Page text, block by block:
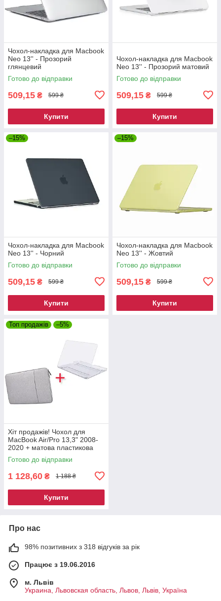
Чохол-накладка для Macbook
Neo 13'' - Прозорий
глянцевий
Готово до відправки
509,15 ₴ 599 ₴
Купити
Чохол-накладка для Macbook
Neo 13'' - Прозорий матовий
Готово до відправки
509,15 ₴ 599 ₴
Купити
–15%
Чохол-накладка для Macbook
Neo 13'' - Чорний
Готово до відправки
509,15 ₴ 599 ₴
Купити
–15%
Чохол-накладка для Macbook
Neo 13'' - Жовтий
Готово до відправки
509,15 ₴ 599 ₴
Купити
Топ продажів –5%
Хіт продажів! Чохол для
MacBook Air/Pro 13,3" 2008-
2020 + матова пластикова
накладка
Готово до відправки
1 128,60 ₴ 1 188 ₴
Купити
Про нас
98% позитивних з 318 відгуків за рік
Працює з 19.06.2016
м. Львів
Украина, Львовская область, Львов, Львів, Україна